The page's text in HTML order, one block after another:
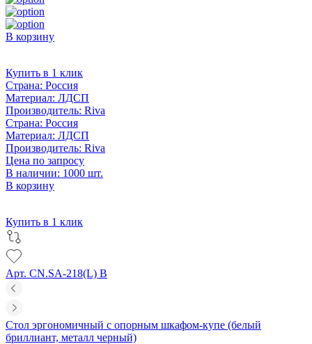
В корзину
Купить в 1 клик
Страна: Россия
Материал: ЛДСП
Производитель: Riva
Страна: Россия
Материал: ЛДСП
Производитель: Riva
Цена по запросу
В наличии: 1000 шт.
В корзину
Купить в 1 клик
Арт. CN.SA-218(L) B
Стол эргономичный с опорным шкафом-купе (белый
бриллиант, металл черный)